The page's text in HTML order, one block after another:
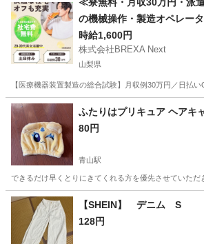
の機械操作・製造オペレー
時給1,600円
株式会社BREXA Next
山梨県
【医療機器装置製造の総合試験】月収例30万円／日
山梨 その他
ふたりはプリキュア ヘア
80円
青山駅
できるだけ早くとりにきてくれる方を優先させていた
新潟 新潟市 その他
【SHEIN】 デニム S
128円